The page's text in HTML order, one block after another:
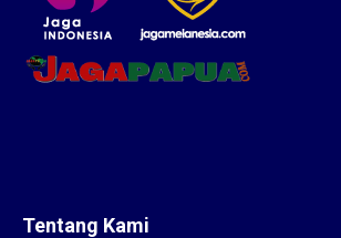
Tentang Kami